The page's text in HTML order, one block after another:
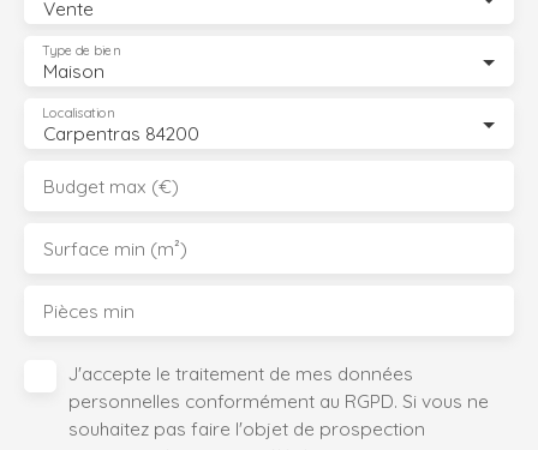
Vente
Maison
Type de bien
Carpentras 84200
Localisation
Budget max (€)
Surface min (m²)
Pièces min
J'accepte le traitement de mes données
personnelles conformément au RGPD. Si vous ne
souhaitez pas faire l'objet de prospection